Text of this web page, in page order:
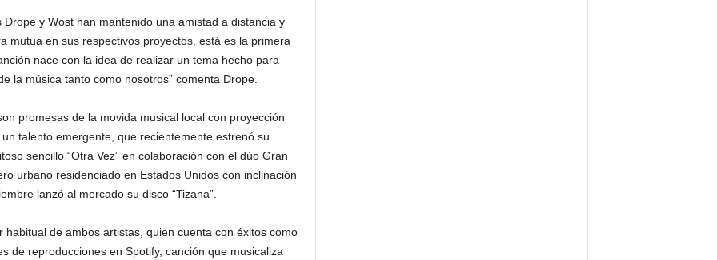
y Wost han mantenido una amistad a distancia y
mutua en sus respectivos proyectos, está es la primera
nace con la idea de realizar un tema hecho para
la música tanto como nosotros” comenta Drope.
promesas de la movida musical local con proyección
talento emergente, que recientemente estrenó su
sencillo “Otra Vez” en colaboración con el dúo Gran
urbano residenciado en Estados Unidos con inclinación
lanzó al mercado su disco “Tizana”.
de ambos artistas, quien cuenta con éxitos como
de reproducciones en Spotify, canción que musicaliza